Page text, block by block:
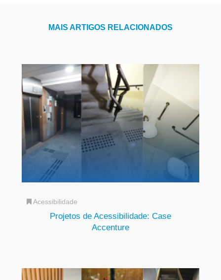
MAIS ARTIGOS RELACIONADOS
Acessibilidade
Projetos de Acessibilidade: Case
Accenture